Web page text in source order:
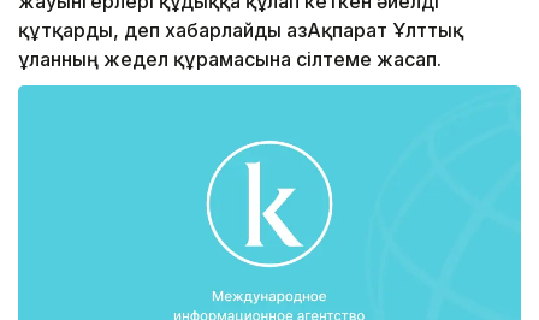
құтқарды, деп хабарлайды ҚазАқпарат Ұлттық
ұланның жедел құрамасына сілтеме жасап.